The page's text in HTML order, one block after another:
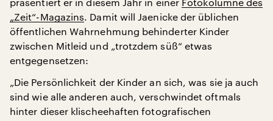
„Zeit“-Magazins. Damit will Jaenicke der üblichen
öffentlichen Wahrnehmung behinderter Kinder
zwischen Mitleid und „trotzdem süß“ etwas
entgegensetzen:
„Die Persönlichkeit der Kinder an sich, was sie ja auch
sind wie alle anderen auch, verschwindet oftmals
hinter dieser klischeehaften fotografischen